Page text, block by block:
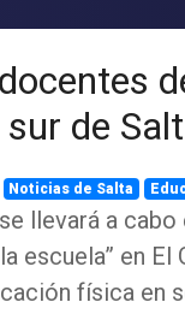
de
Noticias de Salta
llevará a
escuela” en El
física en